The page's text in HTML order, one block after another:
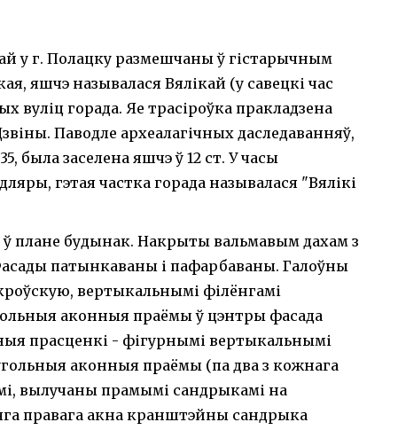
у г. Полацку размешчаны ў гістарычным
яшчэ называлася Вялікай (у савецкі час
вуліц горада. Яе трасіроўка пракладзена
Паводле археалагічных даследаванняў,
была заселена яшчэ ў 12 ст. У часы
гэтая частка горада называлася "Вялікі
плане будынак. Накрыты вальмавым дахам з
патынкаваны і пафарбаваны. Галоўны
вертыкальнымі філёнгамі
аконныя праёмы ў цэнтры фасада
прасценкі - фігурнымі вертыкальнымі
аконныя праёмы (па два з кожнага
вылучаны прамымі сандрыкамі на
правага акна кранштэйны сандрыка